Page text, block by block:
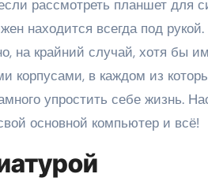
рассмотреть планшет для
находится всегда под
на крайний случай, хотя бы
корпусами, в каждом из
упростить себе жизнь.
основной компьютер и всё!